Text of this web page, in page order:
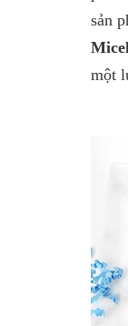
sản
một